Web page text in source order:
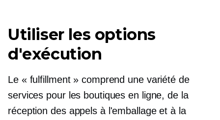
Utiliser les options
d'exécution
Le « fulfillment » comprend une variété de
services pour les boutiques en ligne, de la
réception des appels à l'emballage et à la